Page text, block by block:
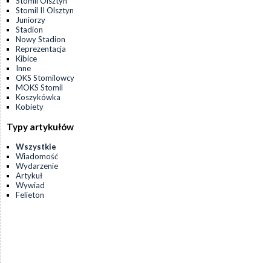
Stomil II Olsztyn
Juniorzy
Stadion
Nowy Stadion
Reprezentacja
Kibice
Inne
OKS Stomilowcy
MOKS Stomil
Koszykówka
Kobiety
Typy artykułów
Wszystkie
Wiadomość
Wydarzenie
Artykuł
Wywiad
Felieton